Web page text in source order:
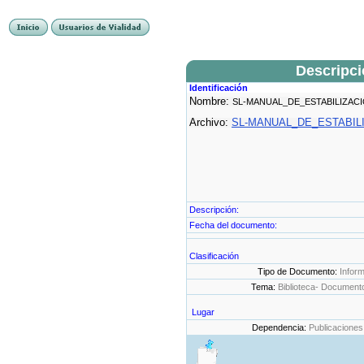
Identificación
Nombre: SL-
Archivo: SL-
Descripción:
Fecha del documento:
Clasificación
Tipo de Documento:
Tema: Biblioteca-
Lugar
Dependencia: